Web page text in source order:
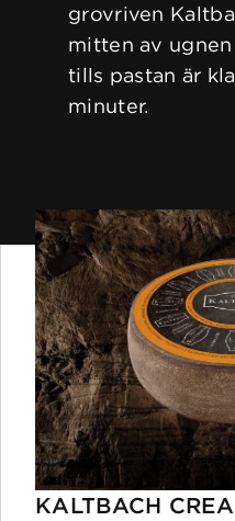
grovriven
mitten av
tills pastan är
minuter.
KALTBACH